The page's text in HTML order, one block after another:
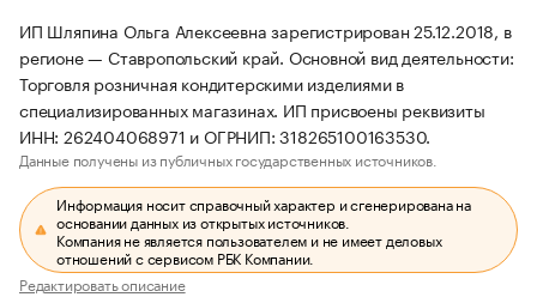
ИП Шляпина Ольга Алексеевна зарегистрирован 25.12.2018, в
регионе — Ставропольский край. Основной вид деятельности:
Торговля розничная кондитерскими изделиями в
специализированных магазинах. ИП присвоены реквизиты
ИНН: 262404068971 и ОГРНИП: 318265100163530.
Данные получены из публичных государственных источников.
Информация носит справочный характер и сгенерирована на
основании данных из открытых источников.
Компания не является пользователем и не имеет деловых
отношений с сервисом РБК Компании.
Редактировать описание